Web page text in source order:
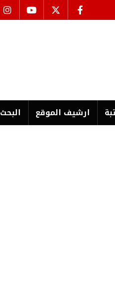
ارشیف الموقع البحث